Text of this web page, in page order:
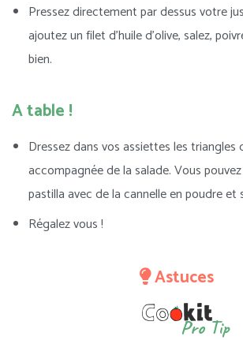
Pressez directement par dessus votre
ajoutez un filet d’huile d’olive, salez,
bien.
A table !
Dressez dans vos assiettes les triangles
accompagnée de la salade. Vous
pastilla avec de la cannelle en poudre et
Régalez vous !
Astuces
Pro Tip